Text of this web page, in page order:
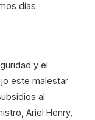
días.
y el
este malestar
al
Ariel Henry,